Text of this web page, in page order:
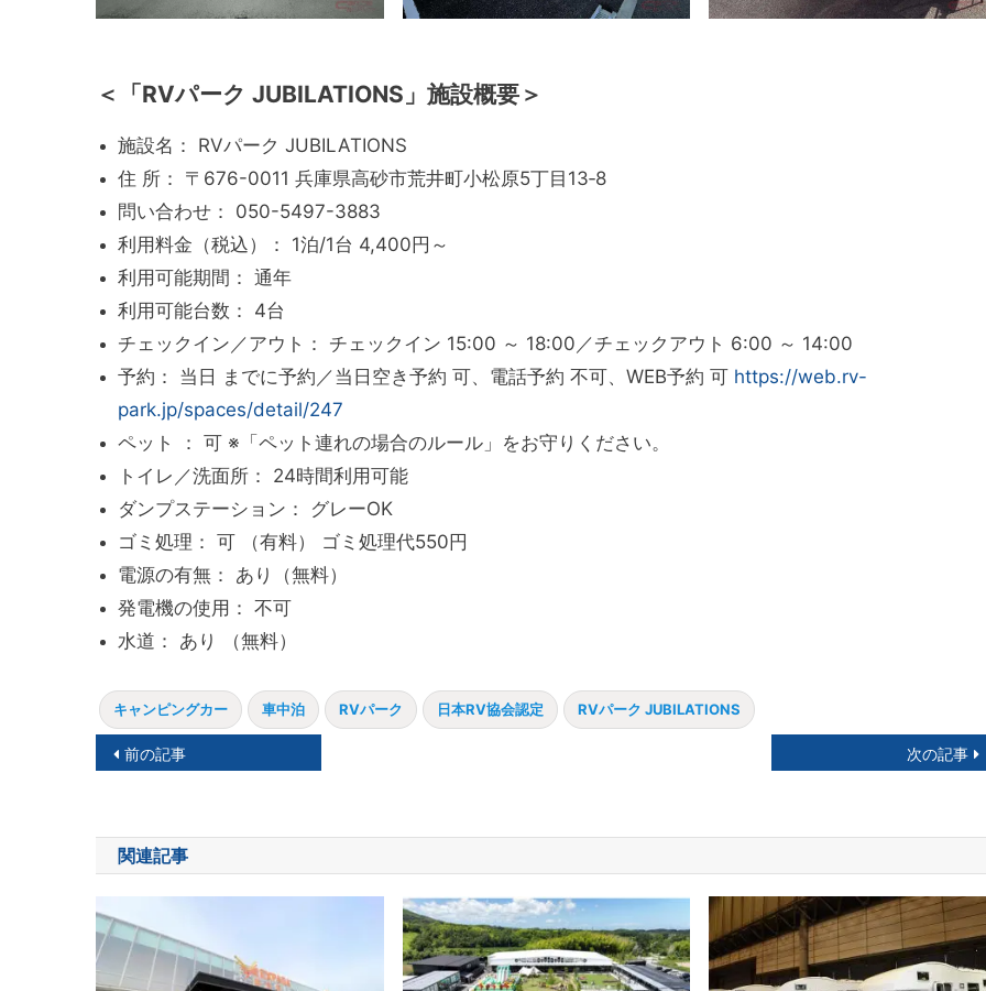
＜「RVパーク JUBILATIONS」施設概要＞
施設名： RVパーク JUBILATIONS
住 所： 〒676-0011 兵庫県高砂市荒井町小松原5丁目13‐8
問い合わせ： 050-5497-3883
利用料金（税込）： 1泊/1台 4,400円～
利用可能期間： 通年
利用可能台数： 4台
チェックイン／アウト： チェックイン 15:00 ～ 18:00／チェックアウト 6:00 ～ 14:00
予約： 当日 までに予約／当日空き予約 可、電話予約 不可、WEB予約 可 https://web.rv-
park.jp/spaces/detail/247
ペット ： 可 ※「ペット連れの場合のルール」をお守りください。
トイレ／洗面所： 24時間利用可能
ダンプステーション： グレーOK
ゴミ処理： 可 （有料） ゴミ処理代550円
電源の有無： あり（無料）
発電機の使用： 不可
水道： あり （無料）
キャンピングカー 車中泊 RVパーク 日本RV協会認定 RVパーク JUBILATIONS
投
ナ
ビ
ゲ
ー
前の記事 次の記事
関連記事